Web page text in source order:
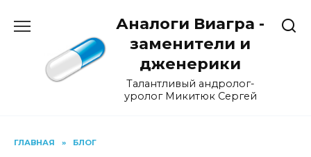
Аналоги Виагра -
заменители и
дженерики
Талантливый андролог-
уролог Микитюк Сергей
ГЛАВНАЯ » БЛОГ